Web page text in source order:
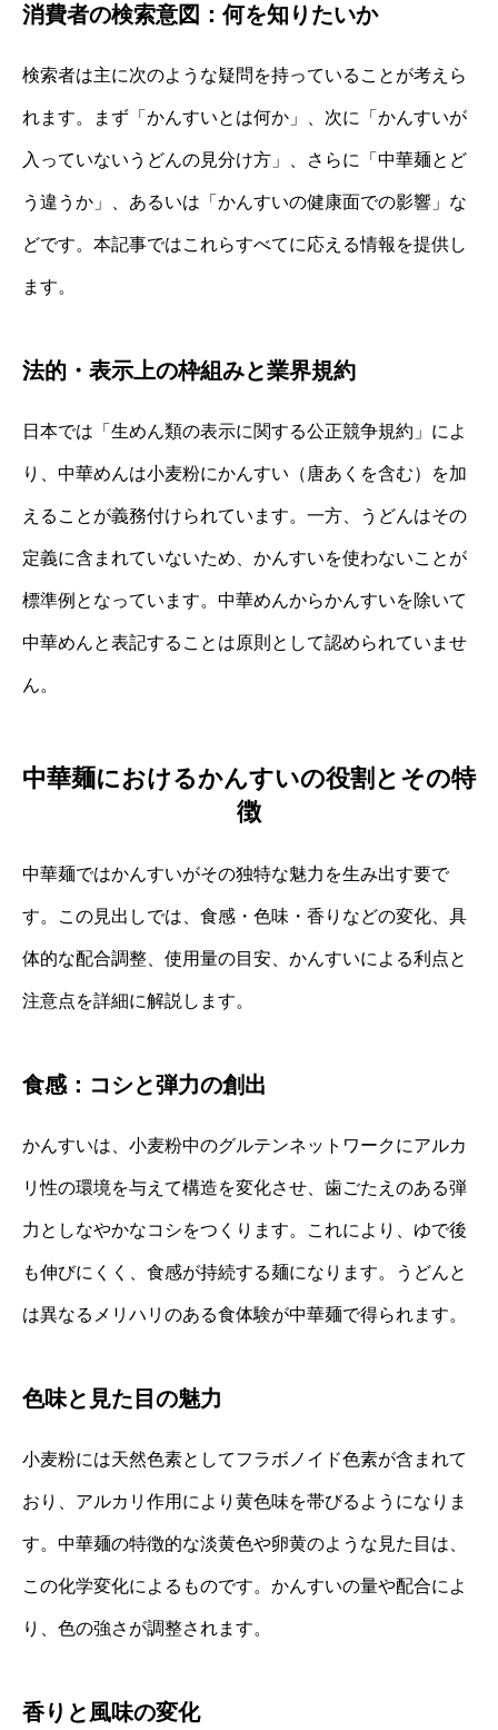
消費者の検索意図：何を知りたいか
検索者は主に次のような疑問を持っていることが考えら
れます。まず「かんすいとは何か」、次に「かんすいが
入っていないうどんの見分け方」、さらに「中華麺とど
う違うか」、あるいは「かんすいの健康面での影響」な
どです。本記事ではこれらすべてに応える情報を提供し
ます。
法的・表示上の枠組みと業界規約
日本では「生めん類の表示に関する公正競争規約」によ
り、中華めんは小麦粉にかんすい（唐あくを含む）を加
えることが義務付けられています。一方、うどんはその
定義に含まれていないため、かんすいを使わないことが
標準例となっています。中華めんからかんすいを除いて
中華めんと表記することは原則として認められていませ
ん。
中華麺におけるかんすいの役割とその特
徴
中華麺ではかんすいがその独特な魅力を生み出す要で
す。この見出しでは、食感・色味・香りなどの変化、具
体的な配合調整、使用量の目安、かんすいによる利点と
注意点を詳細に解説します。
食感：コシと弾力の創出
かんすいは、小麦粉中のグルテンネットワークにアルカ
リ性の環境を与えて構造を変化させ、歯ごたえのある弾
力としなやかなコシをつくります。これにより、ゆで後
も伸びにくく、食感が持続する麺になります。うどんと
は異なるメリハリのある食体験が中華麺で得られます。
色味と見た目の魅力
小麦粉には天然色素としてフラボノイド色素が含まれて
おり、アルカリ作用により黄色味を帯びるようになりま
す。中華麺の特徴的な淡黄色や卵黄のような見た目は、
この化学変化によるものです。かんすいの量や配合によ
り、色の強さが調整されます。
香りと風味の変化